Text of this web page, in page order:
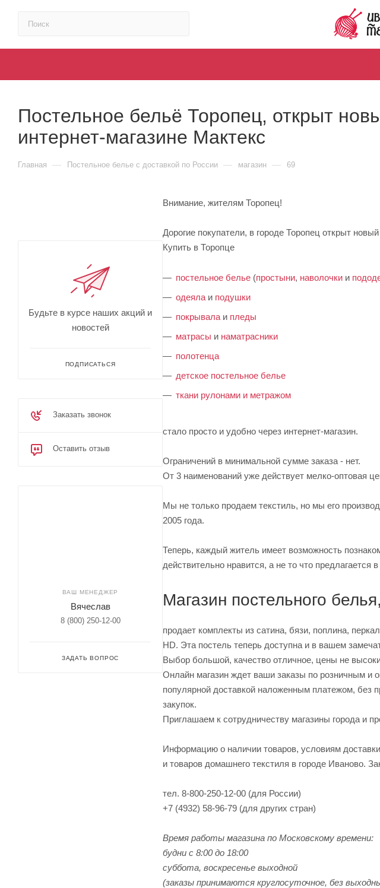
Постельное бельё Торопец, открыт
интернет-магазине Мактекс
Главная — Постельное белье с доставкой по России — магазин — 69
Внимание, жителям Торопец!
Дорогие покупатели, в городе Торопец открыт
Купить в Торопце
постельное белье (простыни, наволочки и
одеяла и подушки
покрывала и пледы
матрасы и наматрасники
полотенца
детское постельное белье
ткани рулонами и метражом
стало просто и удобно через интернет-магазин.
Ограничений в минимальной сумме заказа - нет.
От 3 наименований уже действует мелко-оптовая
Мы не только продаем текстиль, но мы его
2005 года.
Теперь, каждый житель имеет возможность
действительно нравится, а не то что
Магазин постельного белья,
продает комплекты из сатина, бязи, поплина,
HD. Эта постель теперь доступна и в вашем
Выбор большой, качество отличное, цены не
Онлайн магазин ждет ваши заказы по розничным
популярной доставкой наложенным платежом, без
закупок.
Приглашаем к сотрудничеству магазины города и
Информацию о наличии товаров, условиям
и товаров домашнего текстиля в городе Иваново.
тел. 8-800-250-12-00 (для России)
+7 (4932) 58-96-79 (для других стран)
Время работы магазина по Московскому времени:
будни с 8:00 до 18:00
суббота, воскресенье выходной
(заказы принимаются круглосуточное, без
Будьте в курсе наших акций и
новостей
ПОДПИСАТЬСЯ
Заказать звонок
Оставить отзыв
ВАШ МЕНЕДЖЕР
Вячеслав
8 (800) 250-12-00
ЗАДАТЬ ВОПРОС